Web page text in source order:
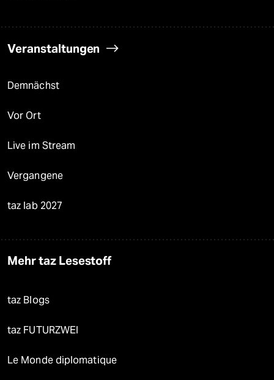
Veranstaltungen
Demnächst
Vor Ort
Live im Stream
Vergangene
taz lab 2027
Mehr taz Lesestoff
taz Blogs
taz FUTURZWEI
Le Monde diplomatique